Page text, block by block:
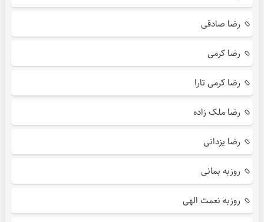
رضا صادقی
رضا کرمی
رضا کرمی تارا
رضا ملک زاده
رضا یزدانی
روزبه بمانی
روزبه نعمت الهی